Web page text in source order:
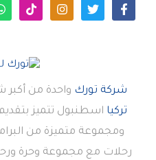
شركة تورك واحدة من أكبر
تركيا اسطنبول تتميز
ومجموعة متميزة من
رحلات مع مجموعة وحرة